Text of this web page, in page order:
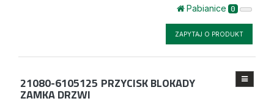
Pabianice 0
ZAPYTAJ O PRODUKT
21080-6105125 PRZYCISK BLOKADY
ZAMKA DRZWI